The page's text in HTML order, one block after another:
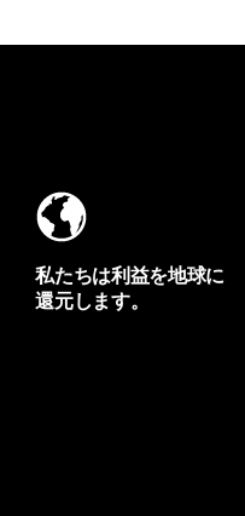
私たちは利益を地球に
還元します。